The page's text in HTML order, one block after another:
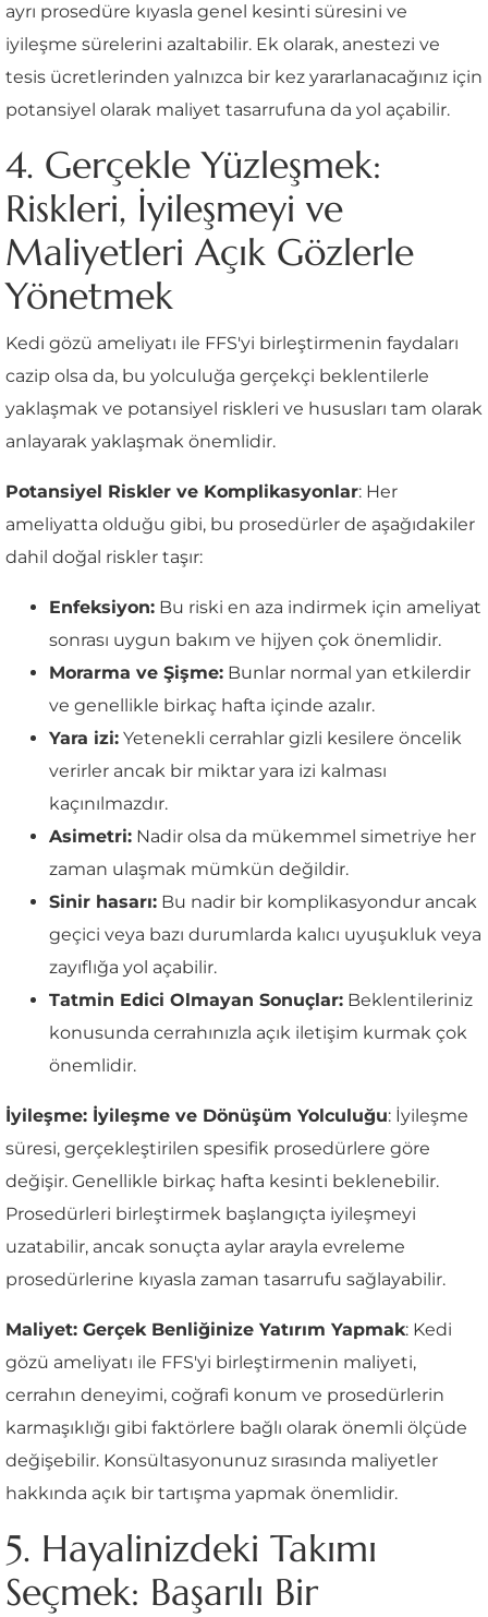
ayrı prosedüre kıyasla genel kesinti süresini ve
iyileşme sürelerini azaltabilir. Ek olarak, anestezi ve
tesis ücretlerinden yalnızca bir kez yararlanacağınız için
potansiyel olarak maliyet tasarrufuna da yol açabilir.
4. Gerçekle Yüzleşmek:
Riskleri, İyileşmeyi ve
Maliyetleri Açık Gözlerle
Yönetmek
Kedi gözü ameliyatı ile FFS'yi birleştirmenin faydaları
cazip olsa da, bu yolculuğa gerçekçi beklentilerle
yaklaşmak ve potansiyel riskleri ve hususları tam olarak
anlayarak yaklaşmak önemlidir.
Potansiyel Riskler ve Komplikasyonlar: Her
ameliyatta olduğu gibi, bu prosedürler de aşağıdakiler
dahil doğal riskler taşır:
Enfeksiyon: Bu riski en aza indirmek için ameliyat
sonrası uygun bakım ve hijyen çok önemlidir.
Morarma ve Şişme: Bunlar normal yan etkilerdir
ve genellikle birkaç hafta içinde azalır.
Yara izi: Yetenekli cerrahlar gizli kesilere öncelik
verirler ancak bir miktar yara izi kalması
kaçınılmazdır.
Asimetri: Nadir olsa da mükemmel simetriye her
zaman ulaşmak mümkün değildir.
Sinir hasarı: Bu nadir bir komplikasyondur ancak
geçici veya bazı durumlarda kalıcı uyuşukluk veya
zayıflığa yol açabilir.
Tatmin Edici Olmayan Sonuçlar: Beklentileriniz
konusunda cerrahınızla açık iletişim kurmak çok
önemlidir.
İyileşme: İyileşme ve Dönüşüm Yolculuğu: İyileşme
süresi, gerçekleştirilen spesifik prosedürlere göre
değişir. Genellikle birkaç hafta kesinti beklenebilir.
Prosedürleri birleştirmek başlangıçta iyileşmeyi
uzatabilir, ancak sonuçta aylar arayla evreleme
prosedürlerine kıyasla zaman tasarrufu sağlayabilir.
Maliyet: Gerçek Benliğinize Yatırım Yapmak: Kedi
gözü ameliyatı ile FFS'yi birleştirmenin maliyeti,
cerrahın deneyimi, coğrafi konum ve prosedürlerin
karmaşıklığı gibi faktörlere bağlı olarak önemli ölçüde
değişebilir. Konsültasyonunuz sırasında maliyetler
hakkında açık bir tartışma yapmak önemlidir.
5. Hayalinizdeki Takımı
Seçmek: Başarılı Bir